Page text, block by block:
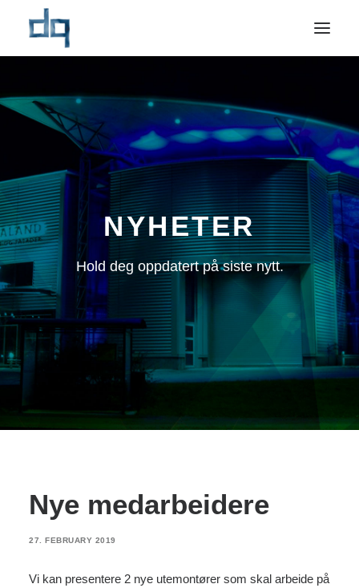
OM OSS
NYHETER
NÆRINGSMARKED
PRIVATMARKED
REFERANSER
BÆREKRAFT
KONTAKT
NYHETER
Hold deg oppdatert på siste nytt.
Nye medarbeidere
27. FEBRUARY 2019
Vi kan presentere 2 nye utemontører som skal arbeide på